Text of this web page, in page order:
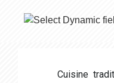
Cuisine